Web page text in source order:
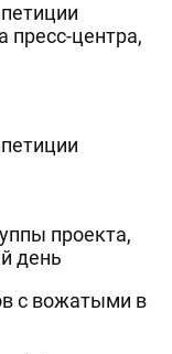
центра,
проекта,
день
с вожатыми в